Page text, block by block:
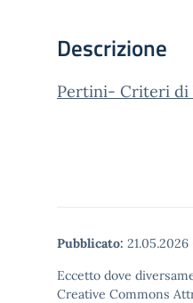
Descrizione
Pertini- Criteri di
Pubblicato: 21.05.2026
Eccetto dove
Creative Commons